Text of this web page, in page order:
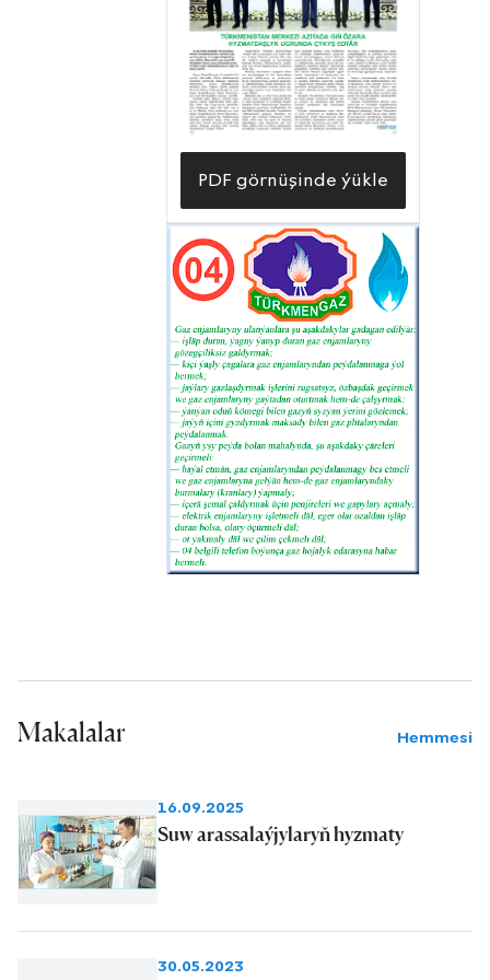
kilometre golaý ýeriniň, gaz paýlaýjy we
sazlaýjy enjamlaryň bolsa 445
sanysynyň gije-gündiziň dowamynda
saz işlemegi ugrunda nusgalyk zähmet
çekýän edaranyň gazçylaryna
hoşallyklarynyň çägi ýok.
— Men Daşoguz şäheriniň «Merkez-1»
ýaşaýyş jaý toplumynda ýaşaýaryn.
Şäherimiz soňky ýyllarda Gahryman
Arkadagymyzyň, Arkadagly
Serdarymyzyň il-ýurt baradaky
aladalary netijesinde tanalmaz
derejede özgerdi. Soňky döwürde
gymmatly «mawy ýangyç» bolan tebigy
gaz bilen üpjünçiligimiz hem has
gowulandy. Ýylyň islendik döwründe
onuň eşretli hözirini görüp ýaşaýarys.
Eger gaz enjamlarymyzda bir näsazlyk
geçirip gidýärler. Şonuň üçin bu
Amanow hoşallyk bilen aýdýar.
PDF görnüşinde ýükle
Makalalar Hemmesi
16.09.2025
Suw arassalaýjylaryň hyzmaty
30.05.2023